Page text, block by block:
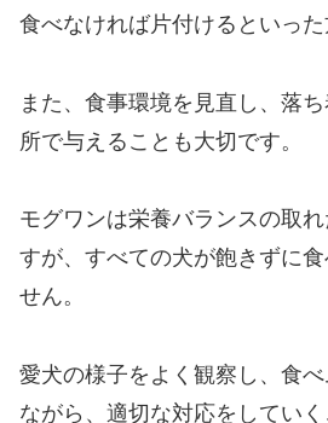
食べなければ片付けるといった
また、食事環境を見直し、落
所で与えることも大切です。
モグワンは栄養バランスの取
すが、すべての犬が飽きずに
せん。
愛犬の様子をよく観察し、食
ながら、適切な対応をしていく